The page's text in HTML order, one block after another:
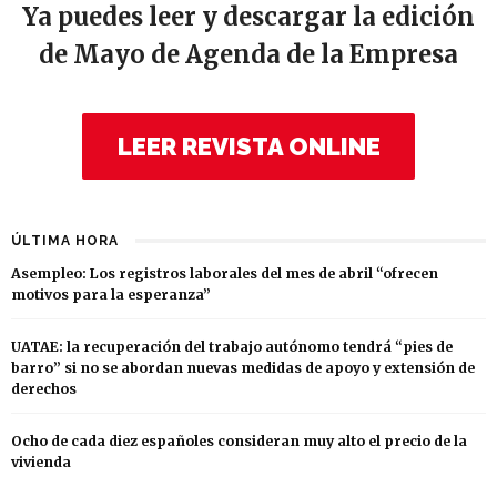
Ya puedes leer y descargar la edición
de Mayo de Agenda de la Empresa
LEER REVISTA ONLINE
ÚLTIMA HORA
Asempleo: Los registros laborales del mes de abril “ofrecen
motivos para la esperanza”
UATAE: la recuperación del trabajo autónomo tendrá “pies de
barro” si no se abordan nuevas medidas de apoyo y extensión de
derechos
Ocho de cada diez españoles consideran muy alto el precio de la
vivienda